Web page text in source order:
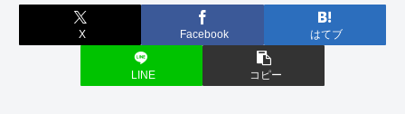
X Facebook はてブ
LINE コピー